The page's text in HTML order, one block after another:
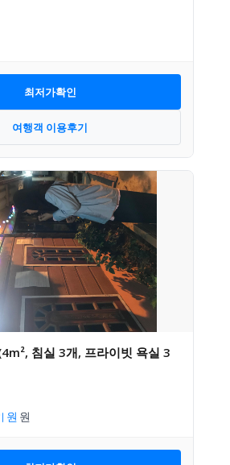
최저가확인
여행객 이용후기
침실 3개, 프라이빗 욕실 3